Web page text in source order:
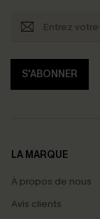
S'ABONNER
LA MARQUE
À propos de nous
Avis clients